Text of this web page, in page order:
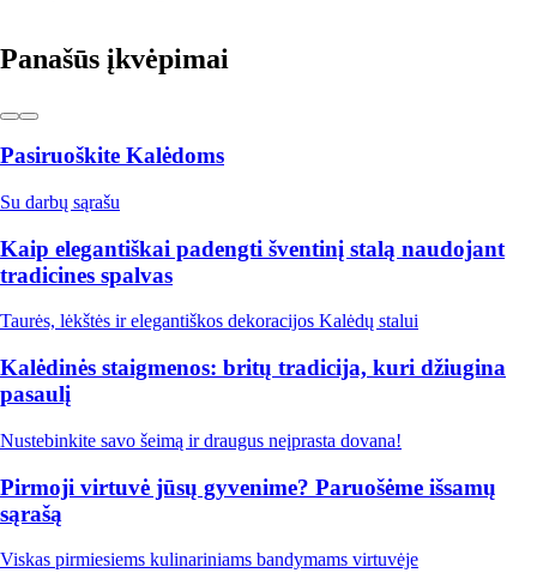
Panašūs įkvėpimai
Pasiruoškite Kalėdoms
Su darbų sąrašu
Kaip elegantiškai padengti šventinį stalą naudojant
tradicines spalvas
Taurės, lėkštės ir elegantiškos dekoracijos Kalėdų stalui
Kalėdinės staigmenos: britų tradicija, kuri džiugina
pasaulį
Nustebinkite savo šeimą ir draugus neįprasta dovana!
Pirmoji virtuvė jūsų gyvenime? Paruošėme išsamų
sąrašą
Viskas pirmiesiems kulinariniams bandymams virtuvėje